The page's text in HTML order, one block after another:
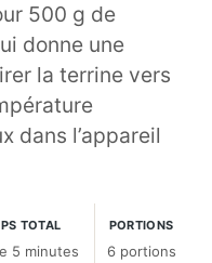
500 g de
donne une
la terrine vers
dans l’appareil
TOTAL
5 minutes
PORTIONS
6 portions